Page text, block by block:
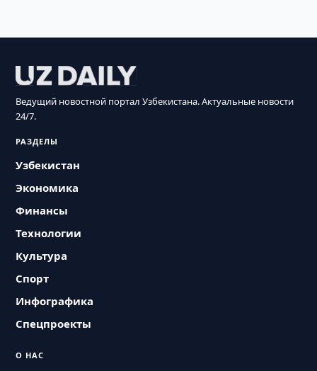
Ведущий новостной портал Узбекистана. Актуальные новости
24/7.
РАЗДЕЛЫ
Узбекистан
Экономика
Финансы
Технологии
Культура
Спорт
Инфографика
Спецпроекты
О НАС